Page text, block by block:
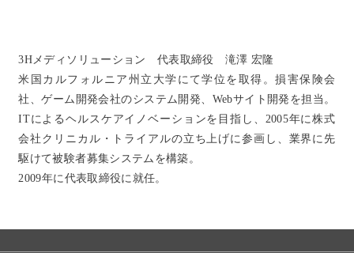
3Hメディソリューション 代表取締役 滝澤 宏隆
米国カルフォルニア州立大学にて学位を取得。損害保険会
社、ゲーム開発会社のシステム開発、Webサイト開発を担当。
ITによるヘルスケアイノベーションを目指し、2005年に株式
会社クリニカル・トライアルの立ち上げに参画し、業界に先
駆けて被験者募集システムを構築。
2009年に代表取締役に就任。